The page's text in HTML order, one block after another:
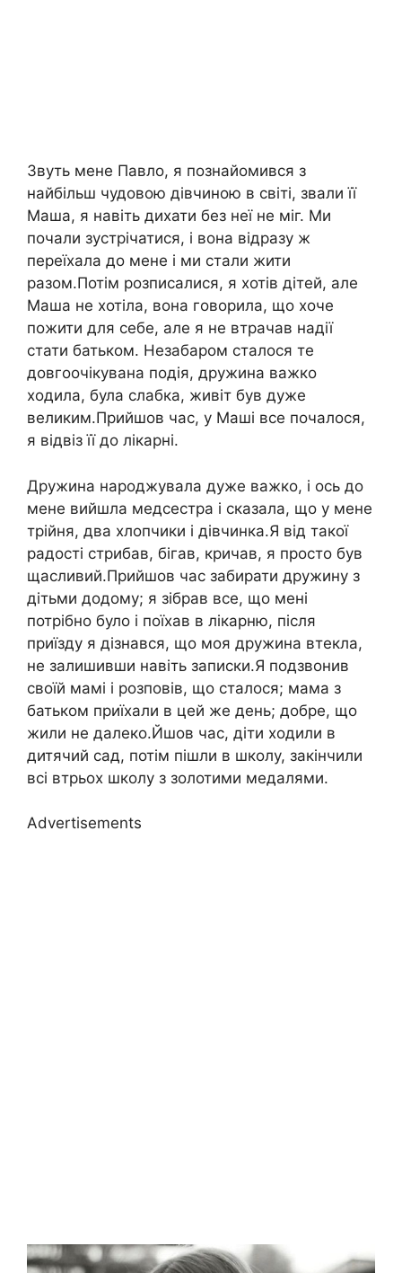
Звуть мене Павло, я познайомився з
найбільш чудовою дівчиною в світі, звали її
Маша, я навіть дихати без неї не міг. Ми
почали зустрічатися, і вона відразу ж
переїхала до мене і ми стали жити
разом.Потім розписалися, я хотів дітей, але
Маша не хотіла, вона говорила, що хоче
пожити для себе, але я не втрачав надії
стати батьком. Незабаром сталося те
довгоочікувана подія, дружина важко
ходила, була слабка, живіт був дуже
великим.Прийшов час, у Маші все почалося,
я відвіз її до лікарні.
Дружина народжувала дуже важко, і ось до
мене вийшла медсестра і сказала, що у мене
трійня, два хлопчики і дівчинка.Я від такої
радості стрибав, бігав, кричав, я просто був
щасливий.Прийшов час забирати дружину з
дітьми додому; я зібрав все, що мені
потрібно було і поїхав в лікарню, після
приїзду я дізнався, що моя дружина втекла,
не залишивши навіть записки.Я подзвонив
своїй мамі і розповів, що сталося; мама з
батьком приїхали в цей же день; добре, що
жили не далеко.Йшов час, діти ходили в
дитячий сад, потім пішли в школу, закінчили
всі втрьох школу з золотими медалями.
Advertisements